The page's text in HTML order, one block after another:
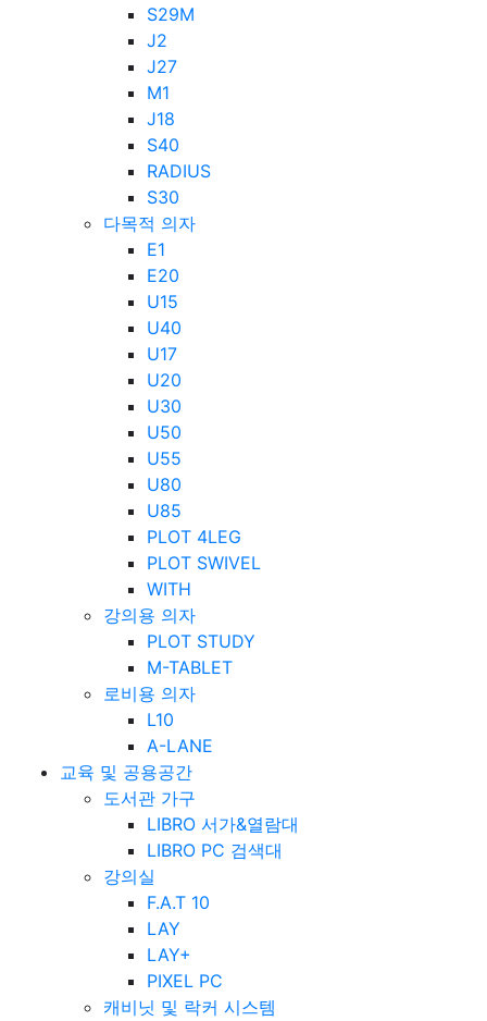
S29M
J2
J27
M1
J18
S40
RADIUS
S30
다목적 의자
E1
E20
U15
U40
U17
U20
U30
U50
U55
U80
U85
PLOT 4LEG
PLOT SWIVEL
WITH
강의용 의자
PLOT STUDY
M-TABLET
로비용 의자
L10
A-LANE
교육 및 공용공간
도서관 가구
LIBRO 서가&열람대
LIBRO PC 검색대
강의실
F.A.T 10
LAY
LAY+
PIXEL PC
캐비닛 및 락커 시스템